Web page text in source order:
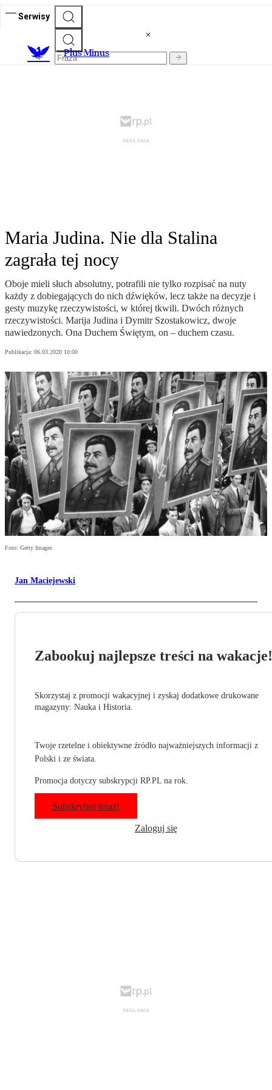
Serwisy
Plus Minus
Maria Judina. Nie dla Stalina
zagrała tej nocy
Oboje mieli słuch absolutny, potrafili nie tylko rozpisać na nuty
każdy z dobiegających do nich dźwięków, lecz także na decyzje i
gesty muzykę rzeczywistości, w której tkwili. Dwóch różnych
rzeczywistości. Marija Judina i Dymitr Szostakowicz, dwoje
nawiedzonych. Ona Duchem Świętym, on – duchem czasu.
Publikacja: 06.03.2020 10:00
Foto: Getty Images
Jan Maciejewski
Zabookuj najlepsze treści na wakacje!
Skorzystaj z promocji wakacyjnej i zyskaj dodatkowe drukowane
magazyny: Nauka i Historia.
Twoje rzetelne i obiektywne źródło najważniejszych informacji z
Polski i ze świata.
Promocja dotyczy subskrypcji RP.PL na rok.
Subskrybuj teraz!
Zaloguj się